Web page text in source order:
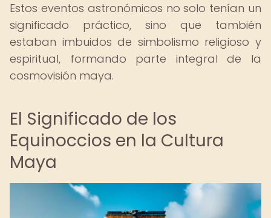
Estos eventos astronómicos no solo tenían un
significado práctico, sino que también
estaban imbuidos de simbolismo religioso y
espiritual, formando parte integral de la
cosmovisión maya.
El Significado de los
Equinoccios en la Cultura
Maya